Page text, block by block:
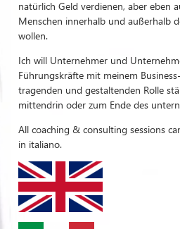
natürlich Geld verdienen, aber eben
Menschen innerhalb und außerhalb
wollen.
Ich will Unternehmer und
Führungskräfte mit meinem
tragenden und gestaltenden Rolle
mittendrin oder zum Ende des
All coaching & consulting sessions
in italiano.